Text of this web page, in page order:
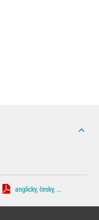
expand_less
anglicky, česky, ...